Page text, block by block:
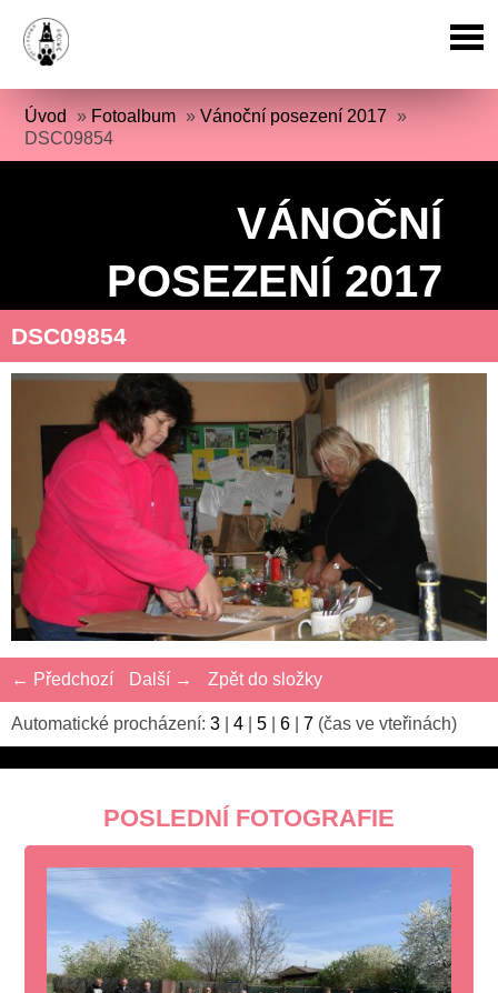
Úvod » Fotoalbum »Vánoční posezení 2017 »
DSC09854
VÁNOČNÍ
POSEZENÍ 2017
DSC09854
← Předchozí Další → Zpět do složky
Automatické procházení: 3 4 5 6 7 (čas ve vteřinách)
POSLEDNÍ FOTOGRAFIE